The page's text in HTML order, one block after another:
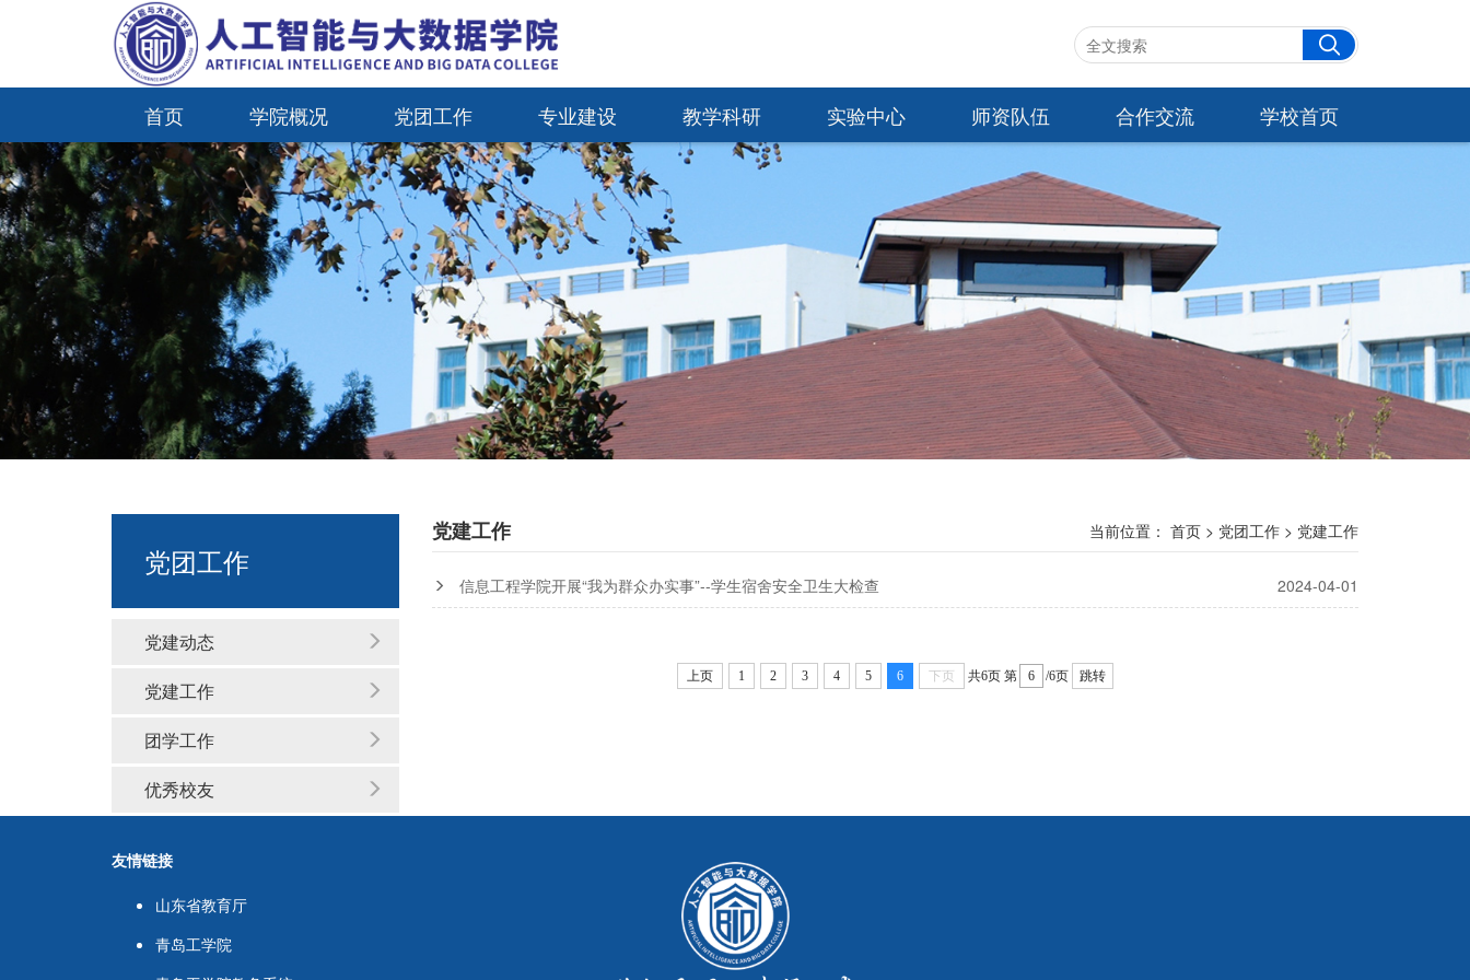
首页 学院概况 党团工作 专业建设 教学科研 实验中心 师资队伍 合作交流 学校首页
党团工作
党建动态
党建工作
团学工作
优秀校友
党建工作 当前位置： 首页 > 党团工作 > 党建工作
信息工程学院开展“我为群众办实事”--学生宿舍安全卫生大检查 2024-04-01
上页 1 2 3 4 5 6 下页 共6页 第 /6页 跳转
友情链接
山东省教育厅
青岛工学院